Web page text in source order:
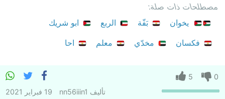
مصطلحات ذات صلة:
يخوان
بَفّة الربع
ابو شريك
فكسان
مخدّي معلم احا
0
5
تأليف nn56iiin1 19 فبراير 2021